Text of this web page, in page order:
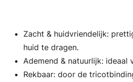
Zacht & huidvriendelijk:
huid te dragen.
Ademend & natuurlijk: ideaal
Rekbaar: door de